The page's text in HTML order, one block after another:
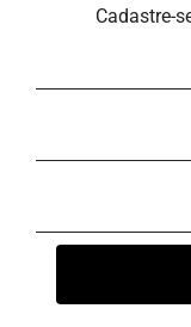
Cadastre-